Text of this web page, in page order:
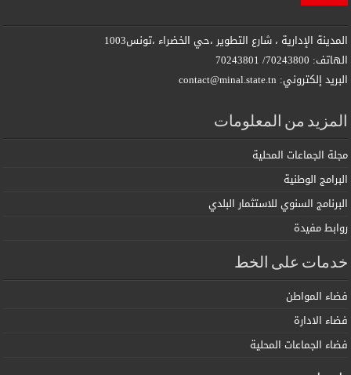
المدينة الإدارية ، شارع التطوير ،حي الخضراء ،تونس1003
الهاتف: 70243800/ 70243801
البريد إلكتروني: contact@minal.state.tn
المزيد من المعلومات
مجلة الجماعات المحلية
البرامج الوطنية
البرنامج السنوي للاستثمار البلدي
روابط مفيدة
خدمات على الخط
فضاء المواطن
فضاء الادارة
فضاء الجماعات المحلية